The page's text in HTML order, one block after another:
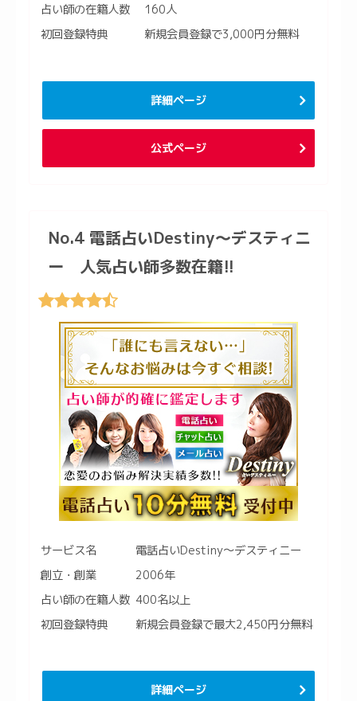
占い師の在籍人数
160人
初回登録特典
新規会員登録で3,000円分無料
詳細ページ
公式ページ
No.4 電話占いDestiny〜デスティニ
ー 人気占い師多数在籍!!
サービス名
電話占いDestiny〜デスティニー
創立・創業
2006年
占い師の在籍人数 400名以上
初回登録特典
新規会員登録で最大2,450円分無料
詳細ページ